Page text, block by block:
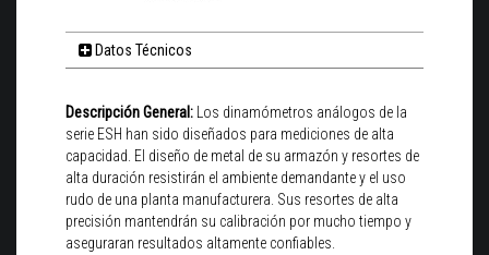
Datos Técnicos
Descripción General:
Los dinamómetros análogos de la
serie ESH han sido diseñados para mediciones de alta
capacidad. El diseño de metal de su armazón y resortes de
alta duración resistirán el ambiente demandante y el uso
rudo de una planta manufacturera. Sus resortes de alta
precisión mantendrán su calibración por mucho tiempo y
aseguraran resultados altamente confiables.